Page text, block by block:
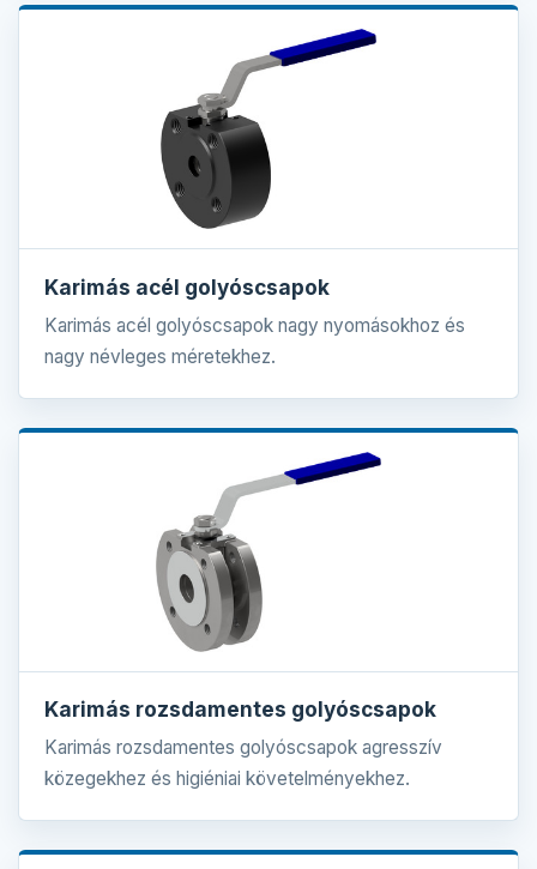
Karimás acél golyóscsapok
Karimás acél golyóscsapok nagy nyomásokhoz és
nagy névleges méretekhez.
Karimás rozsdamentes golyóscsapok
Karimás rozsdamentes golyóscsapok agresszív
közegekhez és higiéniai követelményekhez.